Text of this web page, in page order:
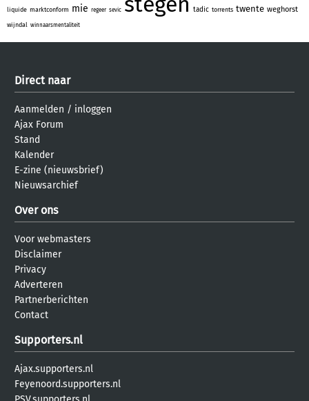
liquide marktconform mie regeer sevic tadic torrents twente weghorst
wijndal winnaarsmentaliteit
Direct naar
Aanmelden / inloggen
Ajax Forum
Stand
Kalender
E-zine (nieuwsbrief)
Nieuwsarchief
Over ons
Voor webmasters
Disclaimer
Privacy
Adverteren
Partnerberichten
Contact
Supporters.nl
Ajax.supporters.nl
Feyenoord.supporters.nl